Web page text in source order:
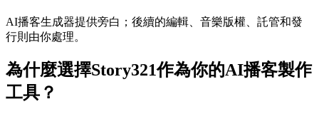
AI播客生成器提供旁白；後續的編輯、音樂版權、託管和發
行則由你處理。
為什麼選擇Story321作為你的AI播客製作
工具？